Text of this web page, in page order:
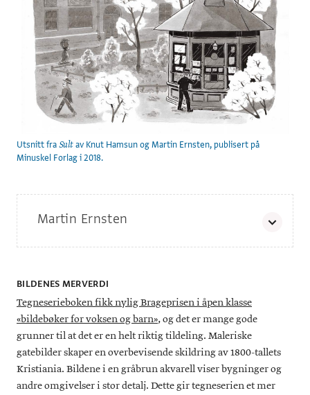
Utsnitt fra Sult av Knut Hamsun og Martin Ernsten, publisert på
Minuskel Forlag i 2018.
Martin Ernsten
Martin Ernstsen (f. 1982) er serieskaper og illustratør,med
surrealistiske heftet
kritikerroste oppvekstskildringenUgler(2 hefter, 2007–08).
Fugløykalven fyr i Troms. I 2011 utga han
fortellereksperimentetKodok’s Run.Du snakker med feil
person(2014) samler et stort antall selvbiografiske
tegneserier, mange av dem fra selvutgitte fanziner. For barn
har Ernstsen blant annet laget den prisbelønte
oppvekstskildringenEremitt(2012) og myldrebokenHvor er
BILDENES MERVERDI
Tegneserieboken fikk nylig Brageprisen i åpen klasse
«bildebøker for voksen og barn», og det er mange gode
grunner til at det er en helt riktig tildeling. Maleriske
gatebilder skaper en overbevisende skildring av 1800-tallets
Kristiania. Bildene i en gråbrun akvarell viser bygninger og
andre omgivelser i stor detalj. Dette gir tegneserien et mer